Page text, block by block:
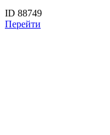
ID 88749
Перейти